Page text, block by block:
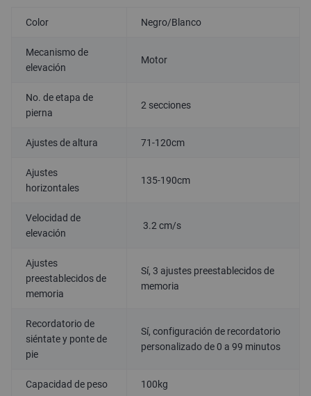
Color Negro/Blanco
Mecanismo de
elevación
Motor
No. de etapa de
pierna
2 secciones
Ajustes de altura 71-120cm
Ajustes
horizontales
135-190cm
Velocidad de
elevación
3.2 cm/s
Ajustes
preestablecidos de
memoria
Sí, 3 ajustes preestablecidos de
memoria
Recordatorio de
siéntate y ponte de
pie
Sí, configuración de recordatorio
personalizado de 0 a 99 minutos
Capacidad de peso 100kg